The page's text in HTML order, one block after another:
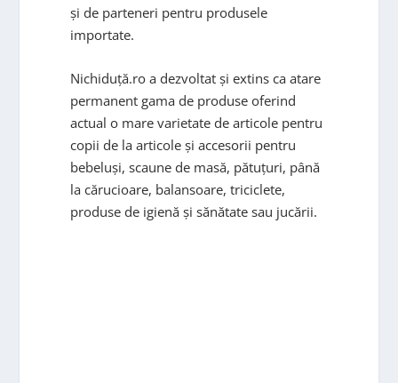
și de parteneri pentru produsele
importate.
Nichiduță.ro a dezvoltat și extins ca atare
permanent gama de produse oferind
actual o mare varietate de articole pentru
copii de la articole și accesorii pentru
bebeluși, scaune de masă, pătuțuri, până
la cărucioare, balansoare, triciclete,
produse de igienă și sănătate sau jucării.